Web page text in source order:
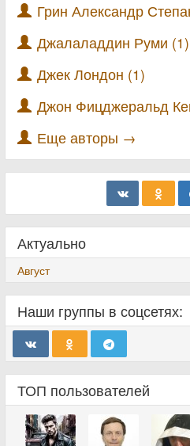
Грин Александр
Джалаладдин Руми (1)
Джек Лондон (1)
Джон Фицджеральд
Еще авторы →
Актуально
Август
Наши группы в соцсетях:
ТОП пользователей